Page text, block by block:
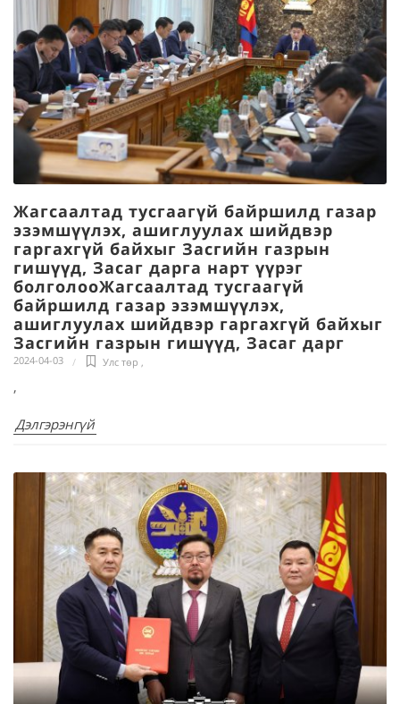
Жагсаалтад тусгаагүй байршилд газар
эзэмшүүлэх, ашиглуулах шийдвэр
гаргахгүй байхыг Засгийн газрын
гишүүд, Засаг дарга нарт үүрэг
болголооЖагсаалтад тусгаагүй
байршилд газар эзэмшүүлэх,
ашиглуулах шийдвэр гаргахгүй байхыг
Засгийн газрын гишүүд, Засаг дарг
2024-04-03 Улс төр ,
,
Дэлгэрэнгүй